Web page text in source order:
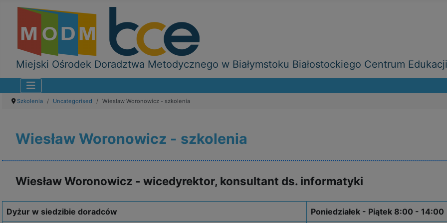
Miejski Ośrodek Doradztwa Metodycznego w Białymstoku Białostockiego Centrum Edukacji
Szkolenia Uncategorised Wiesław Woronowicz - szkolenia
Wiesław Woronowicz - szkolenia
Wiesław Woronowicz - wicedyrektor, konsultant ds. informatyki
Dyżur w siedzibie doradców Poniedziałek - Piątek 8:00 - 14:00